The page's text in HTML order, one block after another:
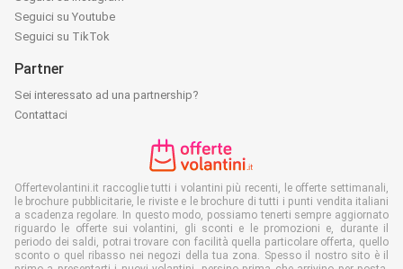
Seguici su Youtube
Seguici su TikTok
Partner
Sei interessato ad una partnership?
Contattaci
Offertevolantini.it raccoglie tutti i volantini più recenti, le offerte settimanali,
le brochure pubblicitarie, le riviste e le brochure di tutti i punti vendita italiani
a scadenza regolare. In questo modo, possiamo tenerti sempre aggiornato
riguardo le offerte sui volantini, gli sconti e le promozioni e, durante il
periodo dei saldi, potrai trovare con facilità quella particolare offerta, quello
sconto o quel ribasso nei negozi della tua zona. Spesso il nostro sito è il